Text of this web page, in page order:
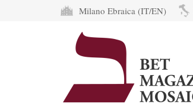
Milano Ebraica (IT/EN)